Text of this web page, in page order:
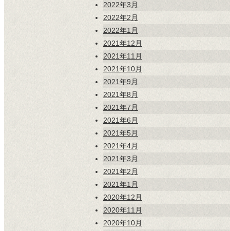
2022年3月
2022年2月
2022年1月
2021年12月
2021年11月
2021年10月
2021年9月
2021年8月
2021年7月
2021年6月
2021年5月
2021年4月
2021年3月
2021年2月
2021年1月
2020年12月
2020年11月
2020年10月